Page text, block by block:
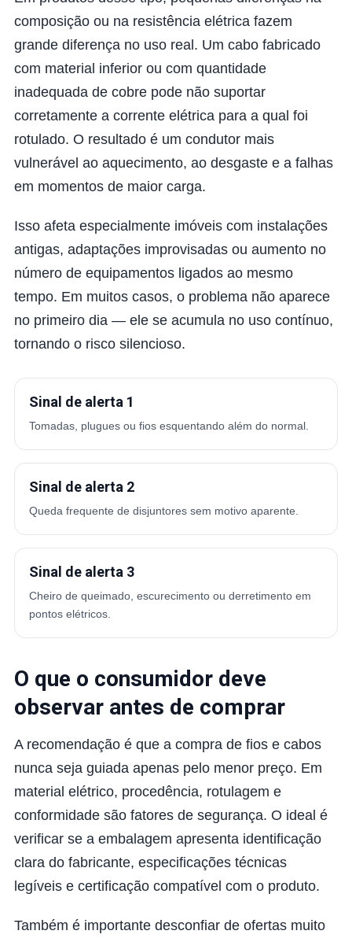
composição ou na resistência elétrica fazem
grande diferença no uso real. Um cabo fabricado
com material inferior ou com quantidade
inadequada de cobre pode não suportar
corretamente a corrente elétrica para a qual foi
rotulado. O resultado é um condutor mais
vulnerável ao aquecimento, ao desgaste e a falhas
em momentos de maior carga.
Isso afeta especialmente imóveis com instalações
antigas, adaptações improvisadas ou aumento no
número de equipamentos ligados ao mesmo
tempo. Em muitos casos, o problema não aparece
no primeiro dia — ele se acumula no uso contínuo,
tornando o risco silencioso.
Sinal de alerta 1
Tomadas, plugues ou fios esquentando além do normal.
Sinal de alerta 2
Queda frequente de disjuntores sem motivo aparente.
Sinal de alerta 3
Cheiro de queimado, escurecimento ou derretimento em
pontos elétricos.
O que o consumidor deve
observar antes de comprar
A recomendação é que a compra de fios e cabos
nunca seja guiada apenas pelo menor preço. Em
material elétrico, procedência, rotulagem e
conformidade são fatores de segurança. O ideal é
verificar se a embalagem apresenta identificação
clara do fabricante, especificações técnicas
legíveis e certificação compatível com o produto.
Também é importante desconfiar de ofertas muito